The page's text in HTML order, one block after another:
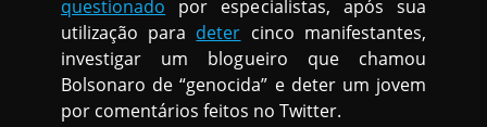
questionado por especialistas, após sua
utilização para deter cinco manifestantes,
investigar um blogueiro que chamou
Bolsonaro de “genocida” e deter um jovem
por comentários feitos no Twitter.